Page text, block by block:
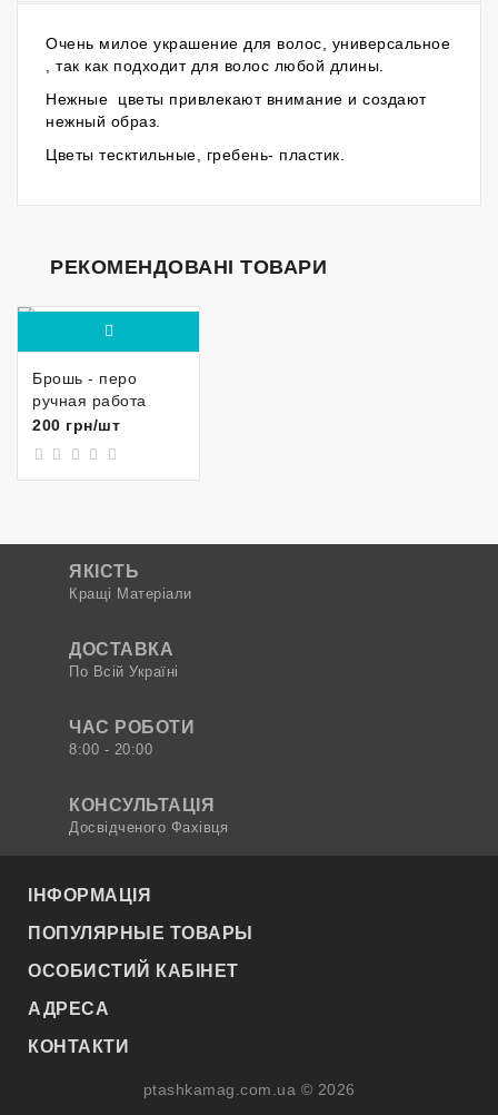
Очень милое украшение для волос, универсальное
, так как подходит для волос любой длины.
Нежные цветы привлекают внимание и создают
нежный образ.
Цветы тесктильные, гребень- пластик.
РЕКОМЕНДОВАНІ ТОВАРИ
Брошь - перо
ручная работа
200 грн/шт
ЯКІСТЬ
Кращі Матеріали
ДОСТАВКА
По Всій Україні
ЧАС РОБОТИ
8:00 - 20:00
КОНСУЛЬТАЦІЯ
Досвідченого Фахівця
ІНФОРМАЦІЯ
ПОПУЛЯРНЫЕ ТОВАРЫ
ОСОБИСТИЙ КАБІНЕТ
АДРЕСА
КОНТАКТИ
ptashkamag.com.ua © 2026